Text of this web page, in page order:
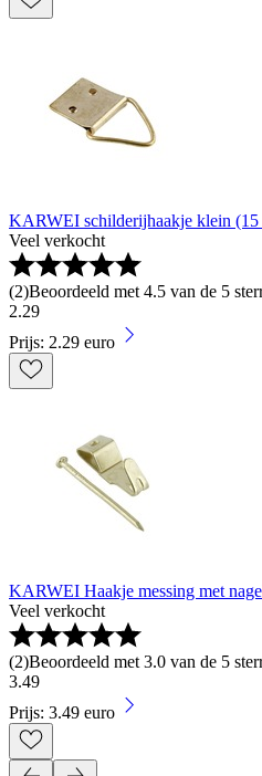
KARWEI schilderijhaakje klein (15
Veel verkocht
(2)Beoordeeld met 4.5 van de 5
2.29
Prijs: 2.29 euro
KARWEI Haakje messing met
Veel verkocht
(2)Beoordeeld met 3.0 van de 5
3.49
Prijs: 3.49 euro